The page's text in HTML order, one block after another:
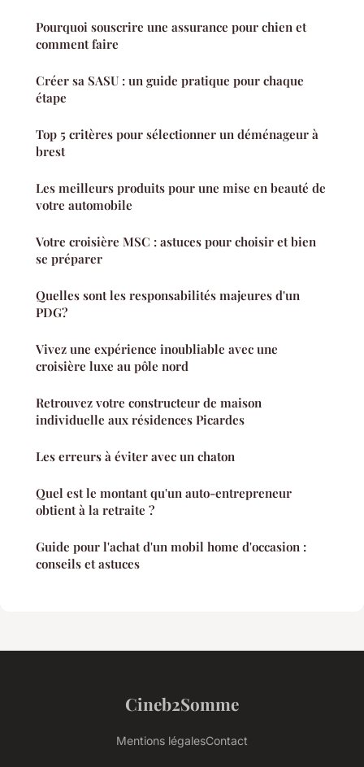
Pourquoi souscrire une assurance pour chien et
comment faire
Créer sa SASU : un guide pratique pour chaque
étape
Top 5 critères pour sélectionner un déménageur à
brest
Les meilleurs produits pour une mise en beauté de
votre automobile
Votre croisière MSC : astuces pour choisir et bien
se préparer
Quelles sont les responsabilités majeures d'un
PDG?
Vivez une expérience inoubliable avec une
croisière luxe au pôle nord
Retrouvez votre constructeur de maison
individuelle aux résidences Picardes
Les erreurs à éviter avec un chaton
Quel est le montant qu'un auto-entrepreneur
obtient à la retraite ?
Guide pour l'achat d'un mobil home d'occasion :
conseils et astuces
Cineb2Somme
Mentions légalesContact